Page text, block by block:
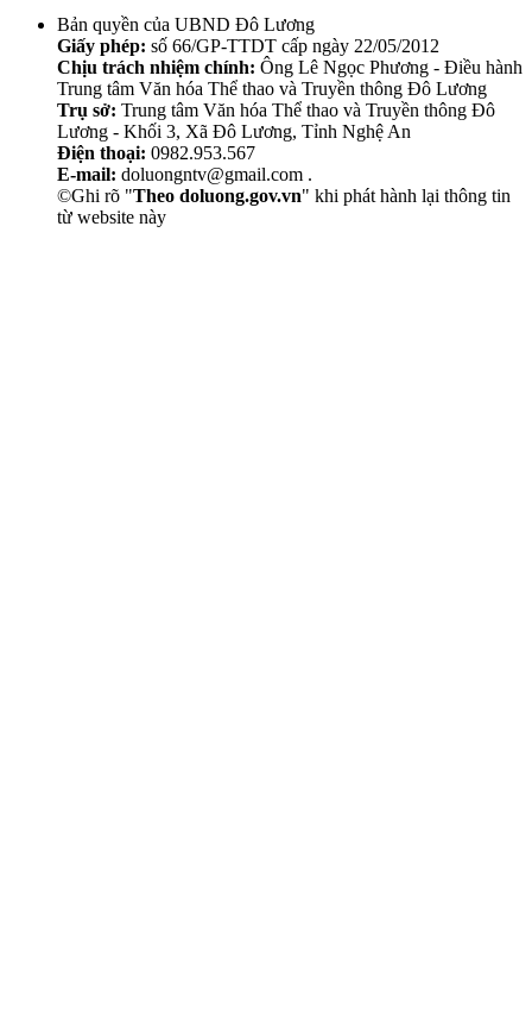
Bản quyền của UBND Đô Lương
Giấy phép: số 66/GP-TTDT cấp ngày 22/05/2012
Chịu trách nhiệm chính: Ông Lê Ngọc Phương - Điều hành
Trung tâm Văn hóa Thể thao và Truyền thông Đô Lương
Trụ sở: Trung tâm Văn hóa Thể thao và Truyền thông Đô
Lương - Khối 3, Xã Đô Lương, Tỉnh Nghệ An
Điện thoại: 0982.953.567
E-mail: doluongntv@gmail.com .
©Ghi rõ "Theo doluong.gov.vn" khi phát hành lại thông tin
từ website này